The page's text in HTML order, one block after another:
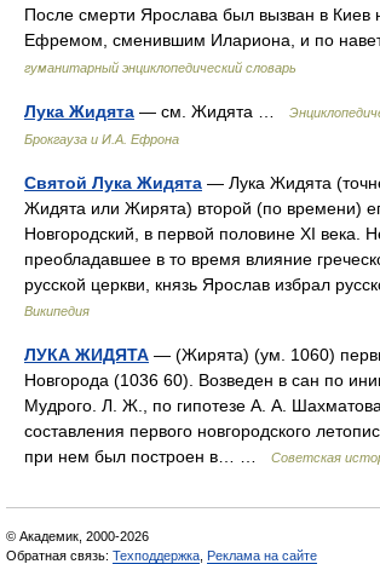
После смерти Ярослава был вызван в Киев
Ефремом, сменившим Илариона, и по
гуманитарный энциклопедический словарь
Лука Жидята — см. Жидята …
Брокгауза и И.А. Ефрона
Святой Лука Жидята — Лука Жидята
Жидята или Жирята) второй (по времени)
Новгородский, в первой половине XI века.
преобладавшее в то время влияние
русской церкви, князь Ярослав избрал
Википедия
ЛУКА ЖИДЯТА — (Жирята) (ум. 1060)
Новгорода (1036 60). Возведен в сан по
Мудрого. Л. Ж., по гипотезе А. А.
составления первого новгородского
при нем был построен в… …
Советская
© Академик, 2000-2026
Обратная связь: Техподдержка Реклама на сайте